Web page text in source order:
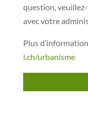
question,
avec votre
Plus
i.ch/urbanisme